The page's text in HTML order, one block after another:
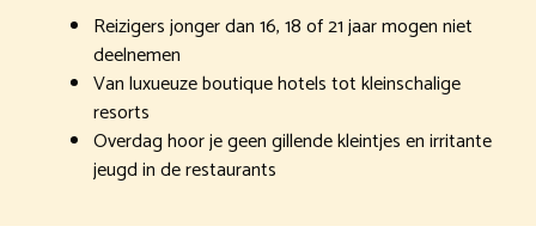
Reizigers jonger dan 16, 18 of 21 jaar mogen niet
deelnemen
Van luxueuze boutique hotels tot kleinschalige
resorts
Overdag hoor je geen gillende kleintjes en irritante
jeugd in de restaurants